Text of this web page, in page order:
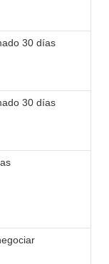
30 días
30 días